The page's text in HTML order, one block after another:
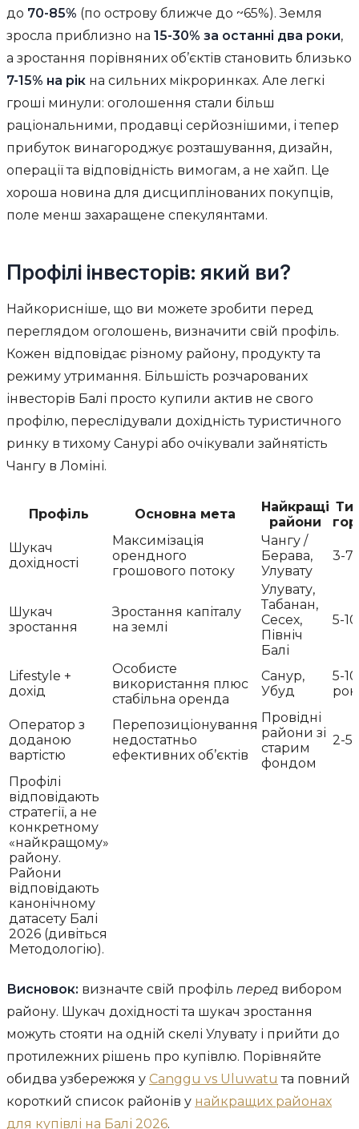
до 70-85% (по острову ближче до ~65%). Земля
зросла приблизно на 15-30% за останні два роки,
а зростання порівняних об’єктів становить близько
7-15% на рік на сильних мікроринках. Але легкі
гроші минули: оголошення стали більш
раціональними, продавці серйознішими, і тепер
прибуток винагороджує розташування, дизайн,
операції та відповідність вимогам, а не хайп. Це
хороша новина для дисциплінованих покупців,
поле менш захаращене спекулянтами.
Профілі інвесторів: який ви?
Найкорисніше, що ви можете зробити перед
переглядом оголошень, визначити свій профіль.
Кожен відповідає різному району, продукту та
режиму утримання. Більшість розчарованих
інвесторів Балі просто купили актив не свого
профілю, переслідували дохідність туристичного
ринку в тихому Санурі або очікували зайнятість
Чангу в Ломіні.
Профіль Основна мета
Найкращі
райони
Шукач
дохідності
Максимізація
орендного
грошового потоку
Чангу /
Берава,
Улувату
3-7
Шукач
зростання
Зростання капіталу
на землі
Улувату,
Табанан,
Сесех,
Північ
Балі
5-
Lifestyle +
дохід
Особисте
використання плюс
стабільна оренда
Санур,
Убуд
5-
Оператор з
доданою
вартістю
Перепозиціонування
недостатньо
ефективних об’єктів
Провідні
райони зі
старим
фондом
2-5
Профілі
відповідають
стратегії, а не
конкретному
«найкращому»
району.
Райони
відповідають
канонічному
датасету Балі
2026 (дивіться
Методологію).
Висновок: визначте свій профіль перед вибором
району. Шукач дохідності та шукач зростання
можуть стояти на одній скелі Улувату і прийти до
протилежних рішень про купівлю. Порівняйте
обидва узбережжя у Canggu vs Uluwatu та повний
короткий список районів у найкращих районах
для купівлі на Балі 2026.